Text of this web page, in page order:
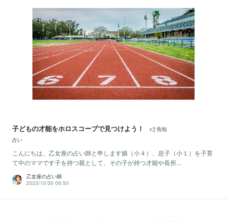
子どもの才能をホロスコープで見つけよう！
告知
占い
こんにちは、乙女座の占い師と申します娘（小４）、息子（小１）を子育
て中のママです子を持つ親として、その子が持つ才能や長所...
乙女座の占い師
2023/10/30 06:50